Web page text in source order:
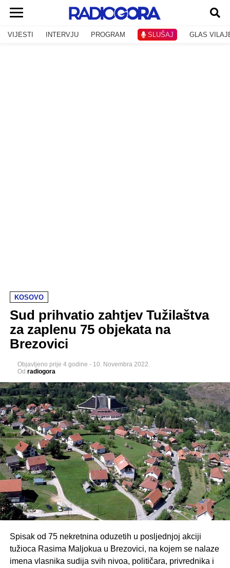
VIJESTI INTERVJU PROGRAM SLUŠAJ GLAS
KOSOVO
Sud prihvatio zahtjev Tužilaštva
za zaplenu 75 objekata na
Brezovici
Objavljeno prije 4 godine - 10. Novembra 2022.
Od radiogora
Spisak od 75 nekretnina oduzetih u posljednjoj akciji
tužioca Rasima Maljokua u Brezovici, na kojem se nalaze
imena vlasnika sudija svih nivoa, političara, privrednika i